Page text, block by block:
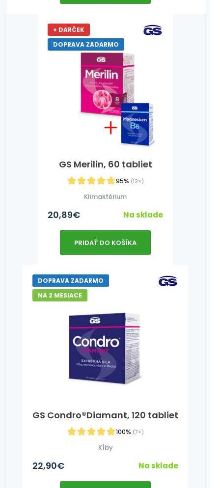
GS Merilin, 60 tabliet
95% (12×)
+ DARČEK
DOPRAVA ZADARMO
Klimaktérium
20,89€ Na sklade
PRIDAŤ DO KOŠÍKA
GS Condro®Diamant, 120 tabliet
100% (7×)
DOPRAVA ZADARMO
NA 2 MESIACE
Kĺby
22,90€ Na sklade